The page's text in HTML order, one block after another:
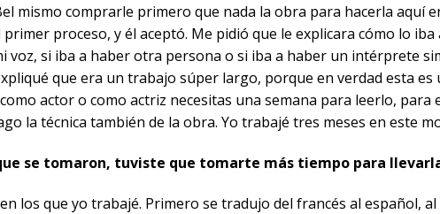
mismo comprarle primero que nada la obra para hacerla aquí
primer proceso, y él aceptó. Me pidió que le explicara cómo lo
voz, si iba a haber otra persona o si iba a haber un intérprete
que era un trabajo súper largo, porque en verdad esta es
actor o como actriz necesitas una semana para leerlo, para
la técnica también de la obra. Yo trabajé tres meses en este
se tomaron, tuviste que tomarte más tiempo para
los que yo trabajé. Primero se tradujo del francés al español, al